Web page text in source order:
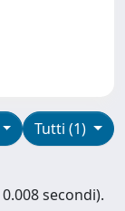
Tutti (1)
secondi).